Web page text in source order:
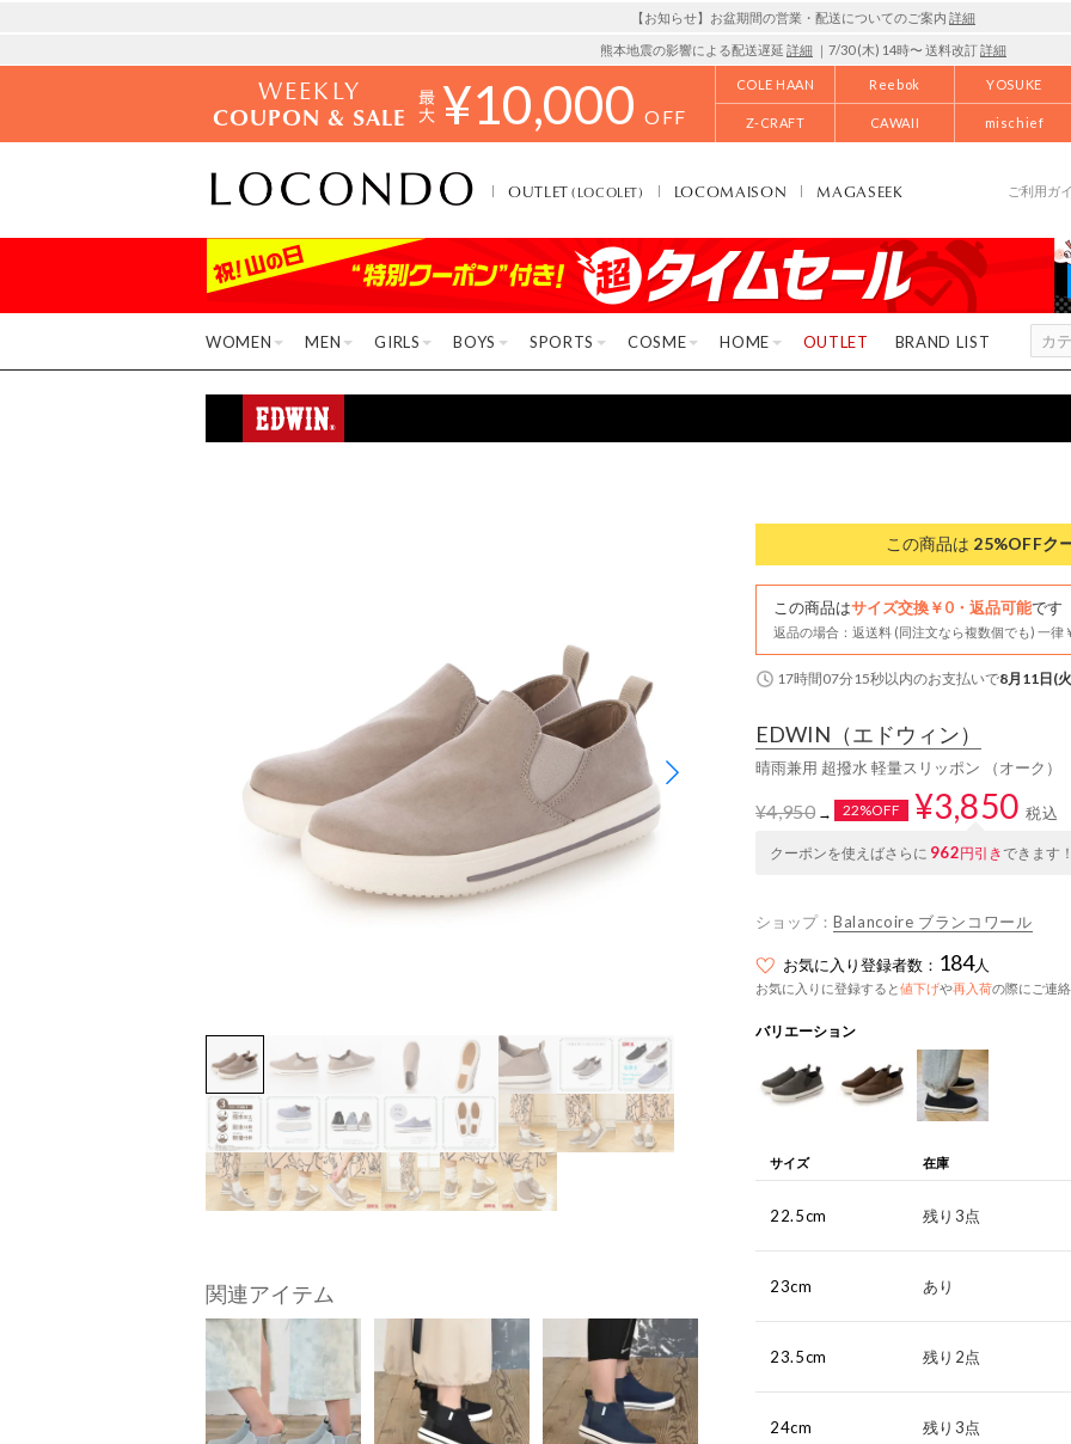
【お知らせ】お盆期間の営業・配送についてのご案内 詳細
熊本地震の影響による配送遅延 詳細 ｜7/30 (木) 14時〜 送料改訂詳細
WEEKLY
COUPON & SALE ¥10,000 OFF
COLE HAAN Reebok YOSUKE
Z-CRAFT CAWAII mischief
OUTLET(LOCOLET) LOCOMAISON MAGASEEK ご利用ガ
WOMEN MEN GIRLS BOYS SPORTS COSME HOME OUTLET BRAND LIST
関連アイテム
この商品は 25%OFFク
この商品はサイズ交換￥0・返品可能です
返品の場合：返送料 (同注文なら複数個でも) 一律
17時間07分14秒以内のお支払いで8月11日(
EDWIN （エドウィン）
晴雨兼用 超撥水 軽量スリッポン （オーク）
¥4,950→ 22%OFF ¥3,850 税込
クーポンを使えばさらに 962円引きできます
ショップ： Balancoire ブランコワール
お気に入り登録者数： 184人
お気に入りに登録すると値下げや再入荷の際にご連
バリエーション
サイズ 在庫
22.5cm 残り3点
23cm あり
23.5cm 残り2点
24cm 残り3点